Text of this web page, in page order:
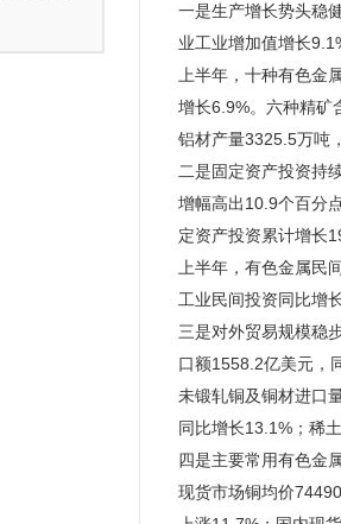
一是生产增长势头稳
业工业增加值增长
上半年，十种有色
增长6.9%。六种精矿
铝材产量3325.5万吨
二是固定资产投资持
增幅高出10.9个百分
定资产投资累计增长
上半年，有色金属
工业民间投资同比增
三是对外贸易规模稳
口额1558.2亿美元，
未锻轧铜及铜材进口
同比增长13.1%；稀
四是主要常用有色金
现货市场铜均价